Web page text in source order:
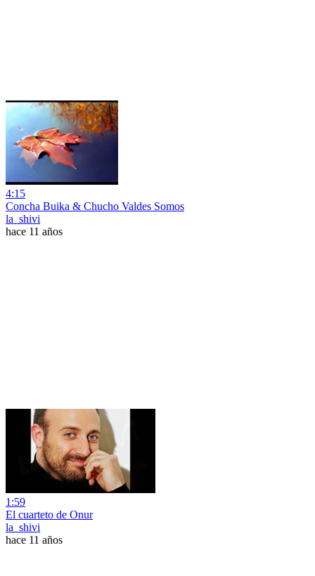
4:15
Concha Buika & Chucho Valdes Somos
la_shivi
hace 11 años
1:59
El cuarteto de Onur
la_shivi
hace 11 años